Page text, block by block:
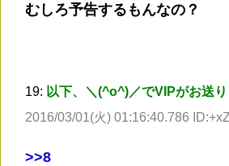
むしろ予告するもんなの？
19: 以下、＼(^o^)／でVIPがお送
2016/03/01(火) 01:16:40.786
>>8